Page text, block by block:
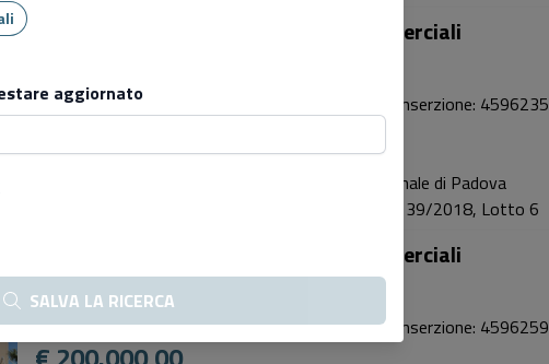
Fabbricati costruiti per esigenze commerciali
Prezzo base:
Codice inserzione: 4596235
Tribunale di Padova
Proc. 39/2018, Lotto 6
Fabbricati costruiti per esigenze commerciali
Conselve (PD), Quartiere della fornace snc
Prezzo base:
Codice inserzione: 4596259
aggiornato
SALVA LA RICERCA